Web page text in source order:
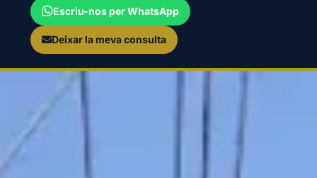
Escriu-nos per WhatsApp
Deixar la meva consulta